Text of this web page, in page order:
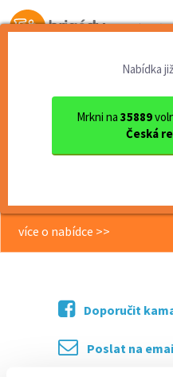
Od první brigády
Nabídka
Mrkni na35889
Česká
BEZPEČNOSTNÍ
BEZPEČNOSTNÍ
více o nabídce >>
Doporučit
Poslat na